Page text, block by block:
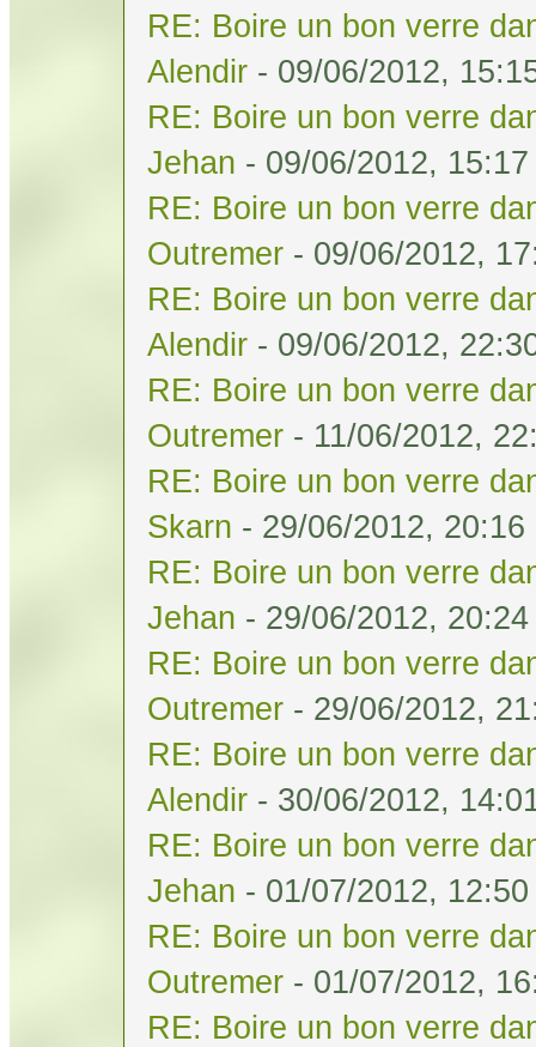
RE: Boire un bon verre
Alendir - 09/06/2012,
RE: Boire un bon verre
Jehan - 09/06/2012, 15:17
RE: Boire un bon verre
Outremer - 09/06/2012,
RE: Boire un bon verre
Alendir - 09/06/2012,
RE: Boire un bon verre
Outremer - 11/06/2012,
RE: Boire un bon verre
Skarn - 29/06/2012, 20:16
RE: Boire un bon verre
Jehan - 29/06/2012, 20:24
RE: Boire un bon verre
Outremer - 29/06/2012,
RE: Boire un bon verre
Alendir - 30/06/2012,
RE: Boire un bon verre
Jehan - 01/07/2012, 12:50
RE: Boire un bon verre
Outremer - 01/07/2012,
RE: Boire un bon verre